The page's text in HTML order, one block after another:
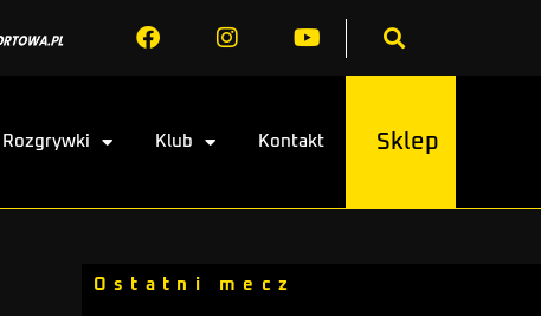
Rozgrywki Klub Kontakt Sklep
Ostatni mecz